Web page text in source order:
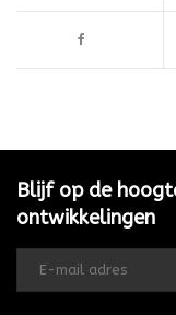
Blijf op de
ontwikkelingen